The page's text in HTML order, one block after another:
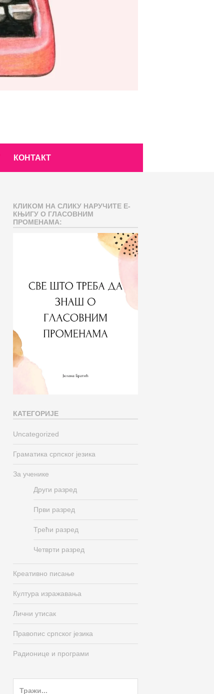
КОНТАКТ
КЛИКОМ НА СЛИКУ НАРУЧИТЕ Е-
КЊИГУ О ГЛАСОВНИМ
ПРОМЕНАМА:
КАТЕГОРИЈЕ
Uncategorized
Граматика српског језика
За ученике
Други разред
Први разред
Трећи разред
Четврти разред
Креативно писање
Култура изражавања
Лични утисак
Правопис српског језика
Радионице и програми